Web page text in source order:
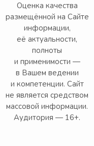
Оценка качества
размещённой на Сайте
информации,
её актуальности,
полноты
и применимости —
в Вашем ведении
и компетенции. Сайт
не является средством
массовой информации.
Аудитория — 16+.